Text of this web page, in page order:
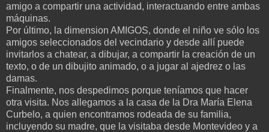
amigo a compartir una actividad, interactuando entre ambas
máquinas.
Por último, la dimension AMIGOS, donde el niño ve sólo los
amigos seleccionados del vecindario y desde allí puede
invitarlos a chatear, a dibujar, a compartir la creación de un
texto, o de un dibujito animado, o a jugar al ajedrez o las
damas.
Finalmente, nos despedimos porque teníamos que hacer
otra visita. Nos allegamos a la casa de la Dra María Elena
Curbelo, a quien encontramos rodeada de su familia,
incluyendo su madre, que la visitaba desde Montevideo y a